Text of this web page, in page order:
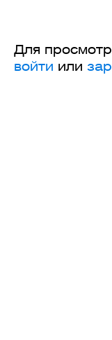
Для
войти или